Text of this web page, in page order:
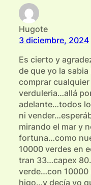
Hugote
3 diciembre, 2024
Es cierto y
de que yo la
comprar
verduleria…allá
adelante…todos
ni
mirando el mar y
fortuna…como
10000 verdes en
tran 33…capex
verde…con 10000
higo…y decía yo